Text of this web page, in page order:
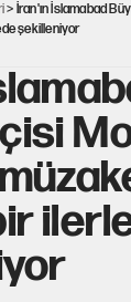
> İran'ın İslamabad
şekilleniyor